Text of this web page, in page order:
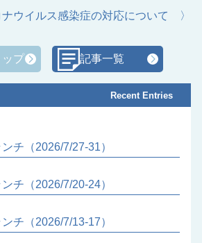
ナウイルス感染症の対応について 〉
ップ 記事一覧
Recent Entries
チ（2026/7/27-31）
チ（2026/7/20-24）
チ（2026/7/13-17）